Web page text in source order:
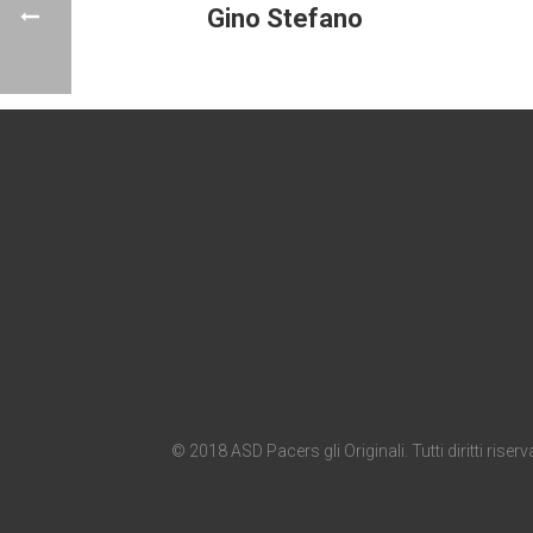
Gino Stefano
© 2018 ASD Pacers gli Originali. Tutti diritti